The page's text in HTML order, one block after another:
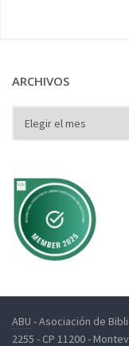
ARCHIVOS
ABU - Asociación de
2255 - CP 11200 -